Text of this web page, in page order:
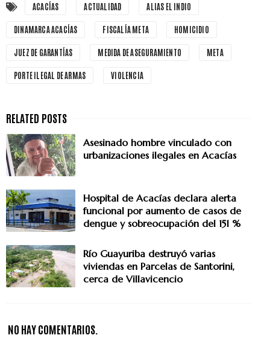
ACACÍAS ACTUALIDAD ALIAS EL INDIO
DINAMARCA ACACÍAS FISCALÍA META HOMICIDIO
JUEZ DE GARANTÍAS MEDIDA DE ASEGURAMIENTO META
PORTE ILEGAL DE ARMAS VIOLENCIA
Asesinado hombre vinculado con
urbanizaciones ilegales en Acacías
Hospital de Acacías declara alerta
funcional por aumento de casos de
dengue y sobreocupación del 151 %
Río Guayuriba destruyó varias
viviendas en Parcelas de Santorini,
cerca de Villavicencio
NO HAY COMENTARIOS.